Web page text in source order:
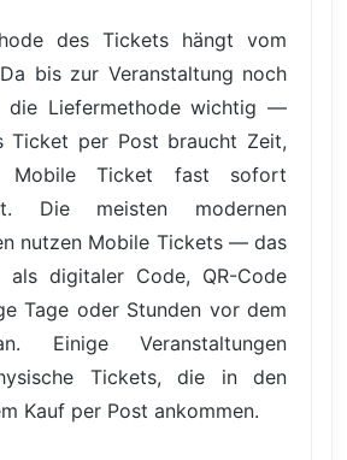
des Tickets hängt vom
bis zur Veranstaltung noch
die Liefermethode wichtig —
Ticket per Post braucht Zeit,
Mobile Ticket fast sofort
Die meisten modernen
nutzen Mobile Tickets — das
digitaler Code, QR-Code
Tage oder Stunden vor dem
Einige Veranstaltungen
Tickets, die in den
Kauf per Post ankommen.